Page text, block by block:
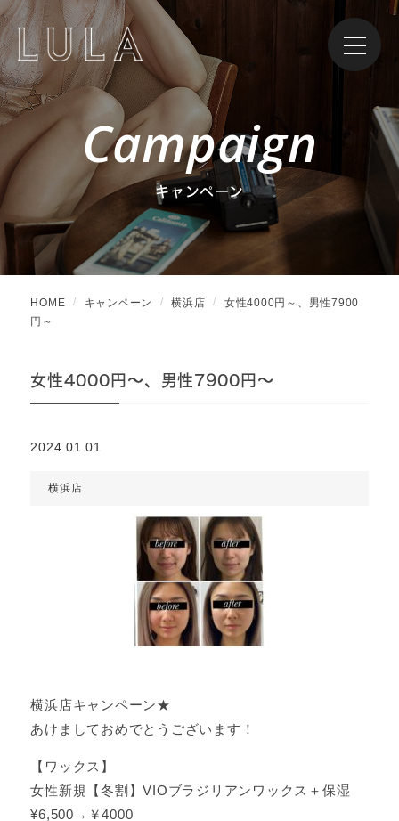
Campaign
キャンペーン
HOME キャンペーン 横浜店
女性4000円～、男性7900
円～
女性4000円～、男性7900円～
2024.01.01
横浜店
横浜店キャンペーン★
あけましておめでとうございます！
【ワックス】
女性新規【冬割】VIOブラジリアンワックス＋保湿
¥6,500→￥4000